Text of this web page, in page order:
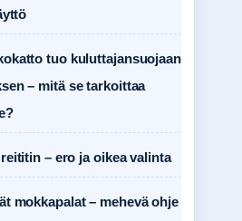
tuo kuluttajansuojaan
– mitä se tarkoittaa
– ero ja oikea valinta
mokkapalat – mehevä ohje